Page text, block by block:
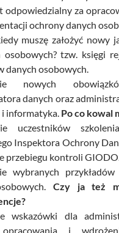
odpowiedzialny za
ochrony danych
muszę założyć nowy
osobowych? tzw. księgi
danych osobowych.
nowych
danych oraz
informatyka. Po co kowal
uczestników
Inspektora Ochrony
przebiegu kontroli
wybranych
Czy ja też
wskazówki dla
opracowania i